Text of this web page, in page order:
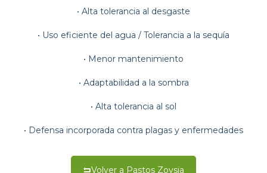
• Alta tolerancia al desgaste
• Uso eficiente del agua / Tolerancia a la sequía
• Menor mantenimiento
• Adaptabilidad a la sombra
• Alta tolerancia al sol
• Defensa incorporada contra plagas y enfermedades
Volver a Pastos Zoysia